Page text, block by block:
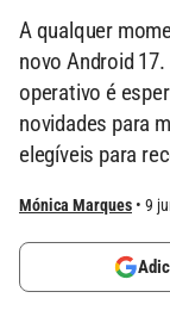
A qualquer
novo Android
operativo é
novidades para
elegíveis para
Mónica Marques 9